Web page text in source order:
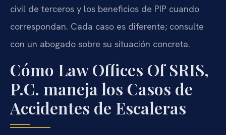
civil de terceros y los beneficios de PIP cuando
correspondan. Cada caso es diferente; consulte
con un abogado sobre su situación concreta.
Cómo Law Offices Of SRIS,
P.C. maneja los Casos de
Accidentes de Escaleras